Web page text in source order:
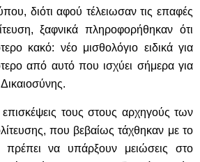
διότι αφού τέλειωσαν τις επαφές
ξαφνικά πληροφορήθηκαν ότι
κακό: νέο μισθολόγιο ειδικά για
από αυτό που ισχύει σήμερα για
επισκέψεις τους στους αρχηγούς των
που βεβαίως τάχθηκαν με το
πρέπει να υπάρξουν μειώσεις στο